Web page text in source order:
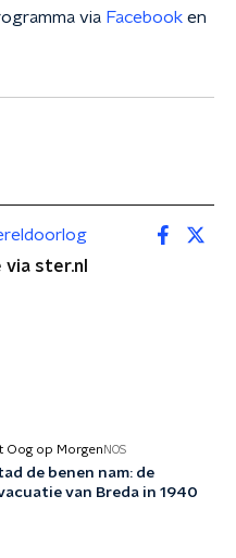
via Facebook en
ster.nl
Oog op Morgen NOS
de benen nam: de
van Breda in 1940